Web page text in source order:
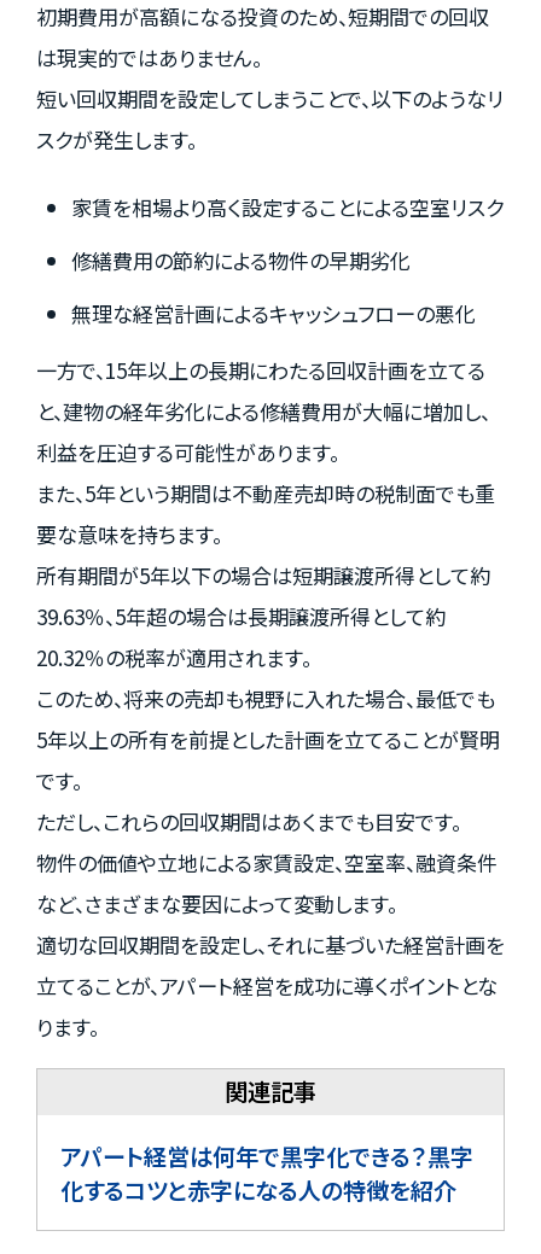
初期費用が高額になる投資のため、短期間での回収
は現実的ではありません。
短い回収期間を設定してしまうことで、以下のようなリ
スクが発生します。
家賃を相場より高く設定することによる空室リスク
修繕費用の節約による物件の早期劣化
無理な経営計画によるキャッシュフローの悪化
一方で、15年以上の長期にわたる回収計画を立てる
と、建物の経年劣化による修繕費用が大幅に増加し、
利益を圧迫する可能性があります。
また、5年という期間は不動産売却時の税制面でも重
要な意味を持ちます。
所有期間が5年以下の場合は短期譲渡所得として約
39.63％、5年超の場合は長期譲渡所得として約
20.32％の税率が適用されます。
このため、将来の売却も視野に入れた場合、最低でも
5年以上の所有を前提とした計画を立てることが賢明
です。
ただし、これらの回収期間はあくまでも目安です。
物件の価値や立地による家賃設定、空室率、融資条件
など、さまざまな要因によって変動します。
適切な回収期間を設定し、それに基づいた経営計画を
立てることが、アパート経営を成功に導くポイントとな
ります。
アパート経営は何年で黒字化できる？黒字
化するコツと赤字になる人の特徴を紹介